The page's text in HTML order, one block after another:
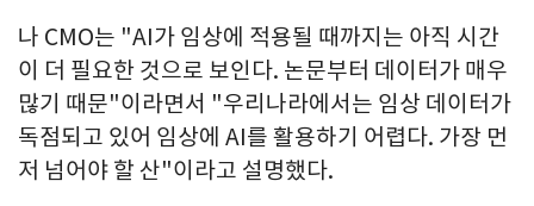
나 CMO는 "AI가 임상에 적용될 때까지는 아직 시간
이 더 필요한 것으로 보인다. 논문부터 데이터가 매우
많기 때문"이라면서 "우리나라에서는 임상 데이터가
독점되고 있어 임상에 AI를 활용하기 어렵다. 가장 먼
저 넘어야 할 산"이라고 설명했다.